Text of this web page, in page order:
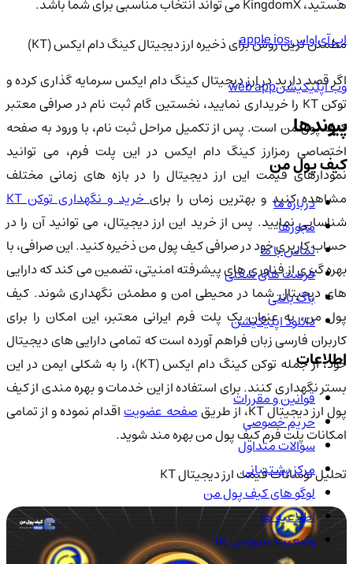
هستید، KingdomX می تواند انتخاب مناسبی برای شما باشد.
مطمئن ترین روش برای ذخیره ارز دیجیتال کینگ دام ایکس (KT)
اگر قصد دارید در ارز دیجیتال کینگ دام ایکس سرمایه گذاری کرده و
توکن KT را خریداری نمایید، نخستین گام ثبت نام در صرافی معتبر
کیف پول من است. پس از تکمیل مراحل ثبت نام، با ورود به صفحه
اختصاصی رمزارز کینگ دام ایکس در این پلت فرم، می توانید
نمودارهای قیمت این ارز دیجیتال را در بازه های زمانی مختلف
مشاهده کنید و بهترین زمان را برایخرید و نگهداری توکن KT
شناسایی نمایید. پس از خرید این ارز دیجیتال، می توانید آن را در
حساب کاربری خود در صرافی کیف پول من ذخیره کنید. این صرافی، با
بهره گیری از فناوری های پیشرفته امنیتی، تضمین می کند که دارایی
های دیجیتال شما در محیطی امن و مطمئن نگهداری شوند. کیف
پول من، به عنوان یک پلت فرم ایرانی معتبر، این امکان را برای
کاربران فارسی زبان فراهم آورده است که تمامی دارایی های دیجیتال
خود، از جمله توکن کینگ دام ایکس (KT)، را به شکلی ایمن در این
بستر نگهداری کنند. برای استفاده از این خدمات و بهره مندی از کیف
پول ارز دیجیتال KT، از طریق
صفحه عضویتاقدام نموده و از تمامی
امکانات پلت فرم کیف پول من بهره مند شوید.
تحلیل نوسانات قیمت ارز دیجیتال KT
اپ آی‌او‌اسapple ios
وب اپلیکیشنweb app
پیوندها
کیف پول من
درباره ما
مجوزها
تماس با ما
فرصت های شغلی
باگ بانتی
دانلود اپلیکیشن
اطلاعات
قوانین و مقررات
حریم خصوصی
سوالات متداول
مرکز پشتیبانی
لوگو های کیف پول من
اطلاعیه ها
وضعیت سرویس ها